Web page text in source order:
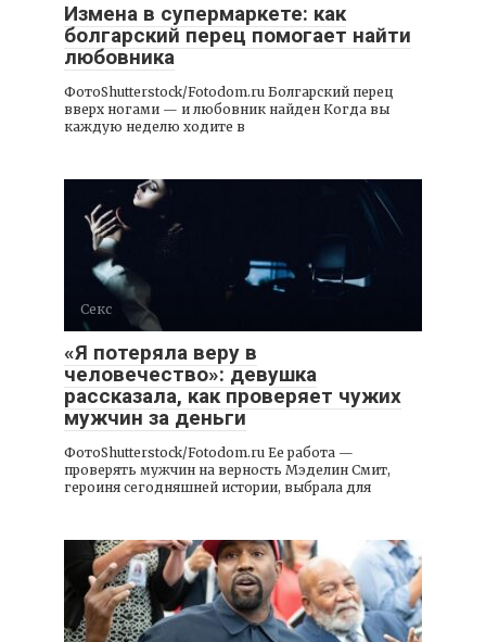
Измена в супермаркете: как
болгарский перец помогает найти
любовника
ФотоShutterstock/Fotodom.ru Болгарский перец
вверх ногами — и любовник найден Когда вы
каждую неделю ходите в
Секс
«Я потеряла веру в
человечество»: девушка
рассказала, как проверяет чужих
мужчин за деньги
ФотоShutterstock/Fotodom.ru Ее работа —
проверять мужчин на верность Мэделин Смит,
героиня сегодняшней истории, выбрала для